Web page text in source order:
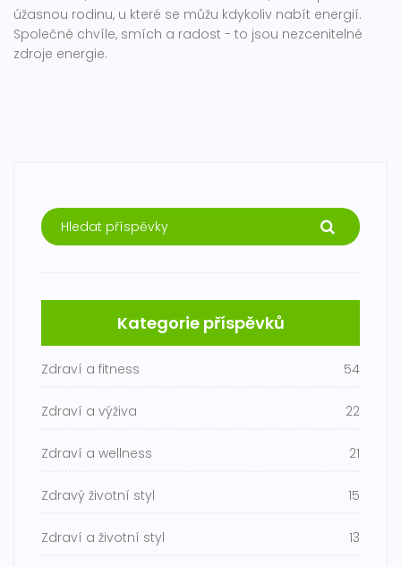
úžasnou rodinu, u které se můžu kdykoliv nabít energií.
Společné chvíle, smích a radost - to jsou nezcenitelné
zdroje energie.
Kategorie příspěvků
Zdraví a fitness 54
Zdraví a výživa 22
Zdraví a wellness 21
Zdravý životní styl 15
Zdraví a životní styl 13